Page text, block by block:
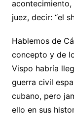
acontecimiento,
juez, decir: “el
Hablemos de
concepto y de
Vispo habría
guerra civil
cubano, pero
ello en sus